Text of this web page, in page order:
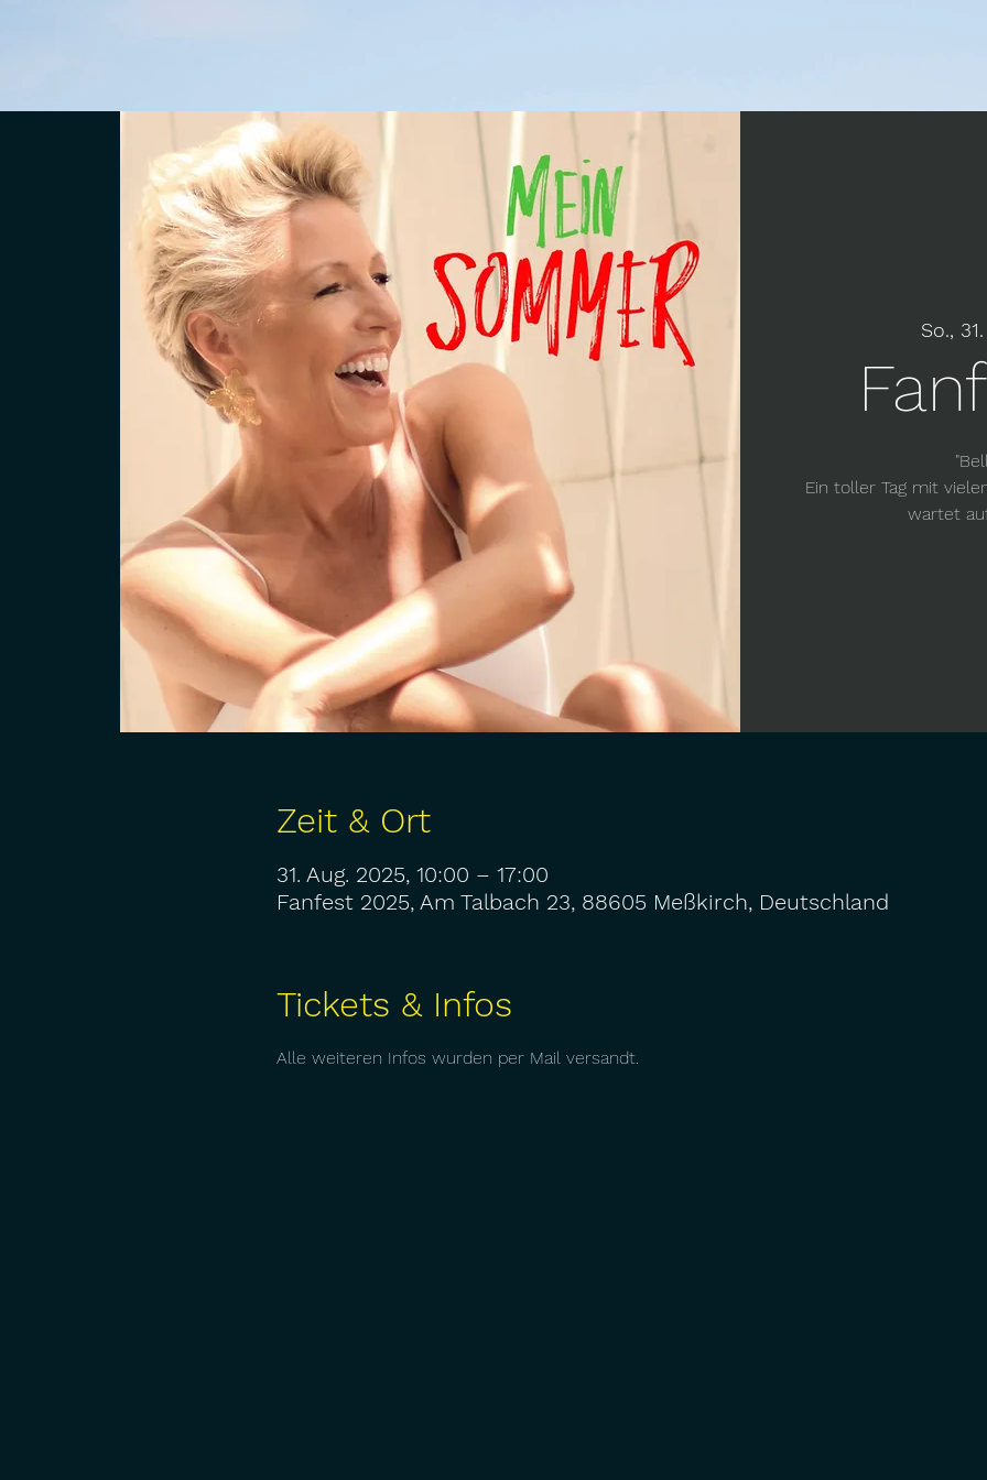
So.,
Ein toller Tag mit
wartet
Zeit & Ort
31. Aug. 2025, 10:00 – 17:00
Fanfest 2025, Am Talbach 23, 88605 Meßkirch, Deutschland
Tickets & Infos
Alle weiteren Infos wurden per Mail versandt.